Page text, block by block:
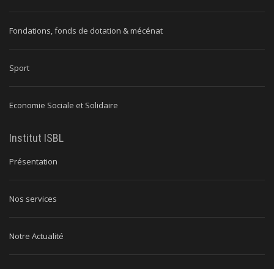
Fondations, fonds de dotation & mécénat
Sport
Economie Sociale et Solidaire
Institut ISBL
Présentation
Nos services
Notre Actualité